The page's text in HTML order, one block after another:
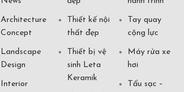
Architecture
Concept
Landscape
Design
Interior
Thiết kế nội
thất đẹp
Thiết bị vệ
sinh Leta
Keramik
Tay quay
cộng lực
Máy rửa xe
hơi
Tẩu sạc –